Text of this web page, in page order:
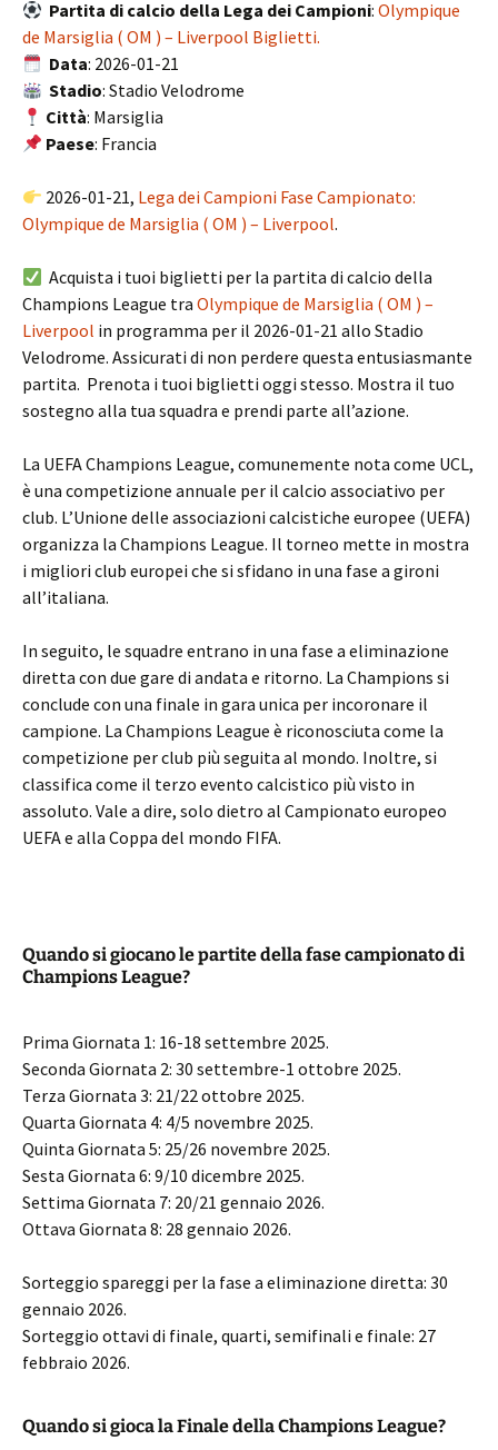
Partita di calcio della Lega dei Campioni:Olympique
de Marsiglia ( OM ) – Liverpool Biglietti.
Data: 2026-01-21
Stadio: Stadio Velodrome
Città: Marsiglia
Paese: Francia
2026-01-21, Lega dei Campioni Fase Campionato:
Olympique de Marsiglia ( OM ) – Liverpool.
Acquista i tuoi biglietti per la partita di calcio della
Champions League tra Olympique de Marsiglia ( OM ) –
Liverpool in programma per il 2026-01-21 allo Stadio
Velodrome. Assicurati di non perdere questa entusiasmante
partita. Prenota i tuoi biglietti oggi stesso. Mostra il tuo
sostegno alla tua squadra e prendi parte all’azione.
La UEFA Champions League, comunemente nota come UCL,
è una competizione annuale per il calcio associativo per
club. L’Unione delle associazioni calcistiche europee (UEFA)
organizza la Champions League. Il torneo mette in mostra
i migliori club europei che si sfidano in una fase a gironi
all’italiana.
In seguito, le squadre entrano in una fase a eliminazione
diretta con due gare di andata e ritorno. La Champions si
conclude con una finale in gara unica per incoronare il
campione. La Champions League è riconosciuta come la
competizione per club più seguita al mondo. Inoltre, si
classifica come il terzo evento calcistico più visto in
assoluto. Vale a dire, solo dietro al Campionato europeo
UEFA e alla Coppa del mondo FIFA.
Quando si giocano le partite della fase campionato di
Champions League?
Prima Giornata 1: 16-18 settembre 2025.
Seconda Giornata 2: 30 settembre-1 ottobre 2025.
Terza Giornata 3: 21/22 ottobre 2025.
Quarta Giornata 4: 4/5 novembre 2025.
Quinta Giornata 5: 25/26 novembre 2025.
Sesta Giornata 6: 9/10 dicembre 2025.
Settima Giornata 7: 20/21 gennaio 2026.
Ottava Giornata 8: 28 gennaio 2026.
Sorteggio spareggi per la fase a eliminazione diretta: 30
gennaio 2026.
Sorteggio ottavi di finale, quarti, semifinali e finale: 27
febbraio 2026.
Quando si gioca la Finale della Champions League?